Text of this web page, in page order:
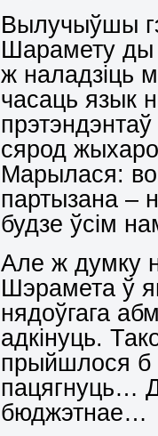
Вылучыўшы
Шарамету ды
ж наладзіць
часаць язык
сярод
Марылася:
партызана –
будзе ўсім
Але ж думку
Шэрамета ў
нядоўгага
адкінуць.
прыйшлося б
пацягнуць…
бюджэтнае…